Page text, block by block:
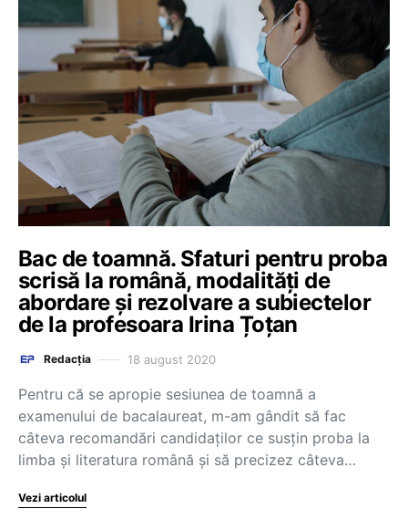
Bac de toamnă. Sfaturi pentru proba
scrisă la română, modalități de
abordare și rezolvare a subiectelor
de la profesoara Irina Țoțan
Redacția 18 august 2020
Pentru că se apropie sesiunea de toamnă a
examenului de bacalaureat, m-am gândit să fac
câteva recomandări candidaților ce susțin proba la
limba și literatura română și să precizez câteva…
Vezi articolul